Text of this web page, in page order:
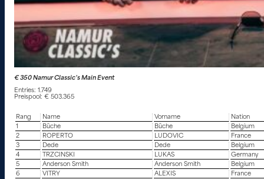
€ 350 Namur Classic’s Main Event
Entries: 1.749
Preispool: € 503.365
Rang Name Vorname
Nation
1
Bûche Bûche
Belgium
2
ROPERTO LUDOVIC
France
3
Dede Dede
Belgium
4
TRZCINSKI LUKAS
Germany
5
Anderson Smith Anderson Smith
Belgium
6
VITRY ALEXIS
France